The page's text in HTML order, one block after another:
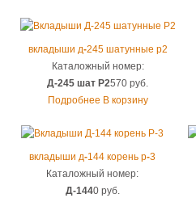
вкладыши д-245 шатунные р2
Каталожный номер:
Д-245 шат Р2570 руб.
Подробнее В корзину
вкладыши д-144 корень р-3
Каталожный номер:
Д-1440 руб.